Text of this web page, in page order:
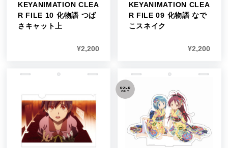
KEYANIMATION CLEA
R FILE 10 化物語 つば
さキャット上
¥2,200
KEYANIMATION CLEA
R FILE 09 化物語 なで
こスネイク
¥2,200